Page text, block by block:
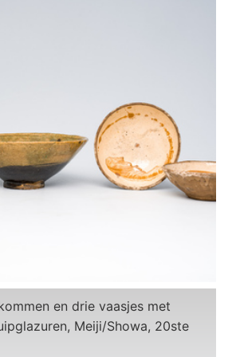
en drie vaasjes met
Meiji/Showa, 20ste